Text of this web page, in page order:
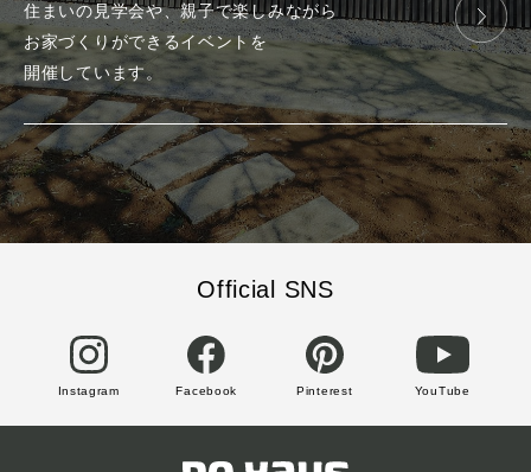
住まいの見学会や、親子で楽しみながら
お家づくりができるイベントを
開催しています。
Official SNS
Instagram Facebook Pinterest YouTube